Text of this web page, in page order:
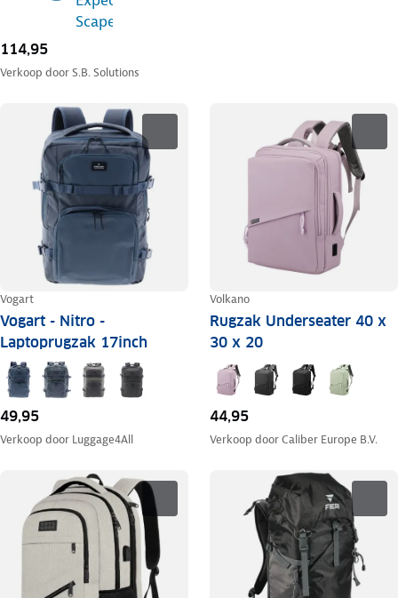
114,95
Verkoop doorS.B. Solutions
Vogart
Vogart - Nitro -
Laptoprugzak 17inch
49,95
Verkoop door Luggage4All
Volkano
Rugzak Underseater 40 x
30 x 20
44,95
Verkoop doorCaliber Europe B.V.